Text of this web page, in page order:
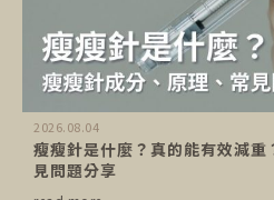
2026.08.04
瘦瘦針是什麼？真的能有效減重
見問題分享